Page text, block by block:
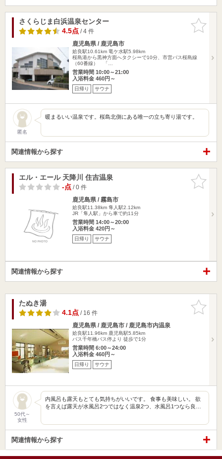
お気に入
りに追加
さくらじま白浜温泉センター
4.5点/ 4 件
鹿児島県 / 鹿児島市
姶良駅10.61km 竜ケ水駅5.98km
桜島港から黒神方面へタクシーで10分、市営バス桜島線
（60番線） 「…
営業時間 10:00～21:00
入浴料金 460円～
日帰り サウナ
匿名
暖まるいい温泉です。桜島北側にある唯一の立ち寄り湯です。
関連情報から探す
お気に入
りに追加
エル・エール 天降川 住吉温泉
-点/ 0 件
鹿児島県 / 霧島市
姶良駅11.38km 隼人駅2.12km
JR「隼人駅」から車で約11分
営業時間 14:00～20:00
入浴料金 420円～
日帰り サウナ
関連情報から探す
お気に入
りに追加
たぬき湯
4.1点/ 16 件
鹿児島県 / 鹿児島市 / 鹿児島市内温泉
姶良駅11.96km 鹿児島駅5.85km
バス千年橋バス停より 徒歩で1分
営業時間 6:00～24:00
入浴料金 460円～
日帰り サウナ
50代～
女性
内風呂も露天もとても気持ちがいいです。 食事も美味しい。 欲
を言えば露天が水風呂2つではなく温泉2つ、水風呂1つなら良…
関連情報から探す